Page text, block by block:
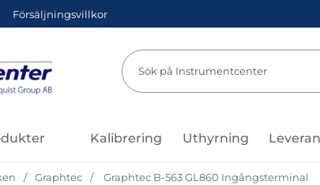
Försäljningsvillkor
Sök
Kalibrering Uthyrning
Graphtec Graphtec B-563 GL860 Ingångsterminal